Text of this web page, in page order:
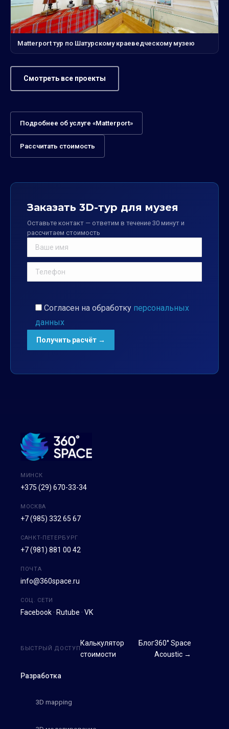
Matterport тур по Шатурскому краеведческому музею
Смотреть все проекты
Подробнее об услуге «Matterport»
Рассчитать стоимость
Заказать 3D-тур для музея
Оставьте контакт — ответим в течение 30 минут и
рассчитаем стоимость
Согласен на обработку персональных
данных
МИНСК
+375 (29) 670-33-34
МОСКВА
+7 (985) 332 65 67
САНКТ-ПЕТЕРБУРГ
+7 (981) 881 00 42
ПОЧТА
info@360space.ru
СОЦ. СЕТИ
Facebook · Rutube · VK
Разработка
3D mapping
БЫСТРЫЙ ДОСТУП
Калькулятор
стоимости
Блог360° Space
Acoustic →